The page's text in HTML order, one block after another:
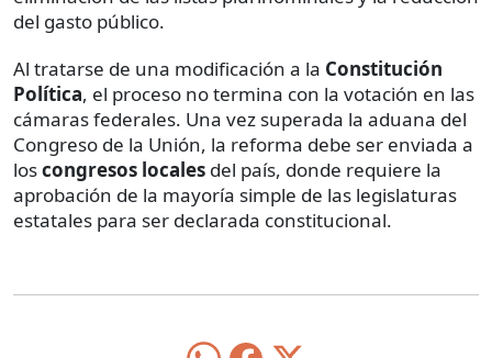
del gasto público.
Al tratarse de una modificación a la Constitución
Política, el proceso no termina con la votación en las
cámaras federales. Una vez superada la aduana del
Congreso de la Unión, la reforma debe ser enviada a
loscongresos locales del país, donde requiere la
aprobación de la mayoría simple de las legislaturas
estatales para ser declarada constitucional.